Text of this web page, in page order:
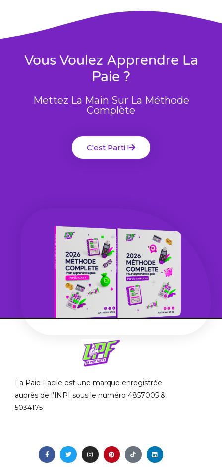
Vous Voulez Apprendre La
Paie ?
Mettez La Main Sur La Méthode
Complète
C'est Parti !
La Paie Facile est une marque enregistrée
auprès de l’INPI sous le numéro 4857005 &
5034175